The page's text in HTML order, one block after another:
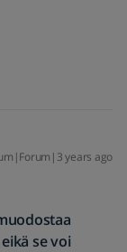
years ago
se voi